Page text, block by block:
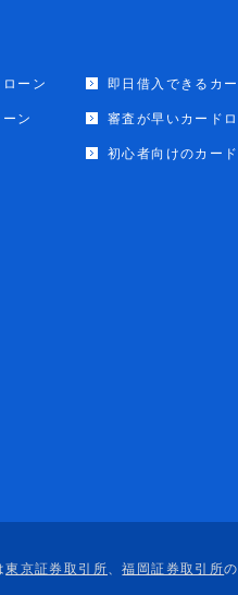
ーン 即日借入できるカ
ン 審査が早いカード
初心者向けのカー